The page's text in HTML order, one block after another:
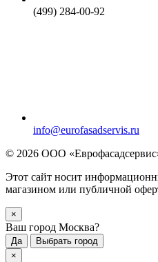
(499) 284-00-92
info@eurofasadservis.ru
© 2026 ООО
Этот сайт носит
магазином или публичной
×
Ваш город Москва?
Да
Выбрать город
×